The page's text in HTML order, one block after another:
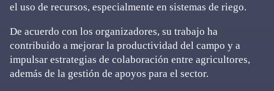
el uso de recursos, especialmente en sistemas de riego.
De acuerdo con los organizadores, su trabajo ha
contribuido a mejorar la productividad del campo y a
impulsar estrategias de colaboración entre agricultores,
además de la gestión de apoyos para el sector.